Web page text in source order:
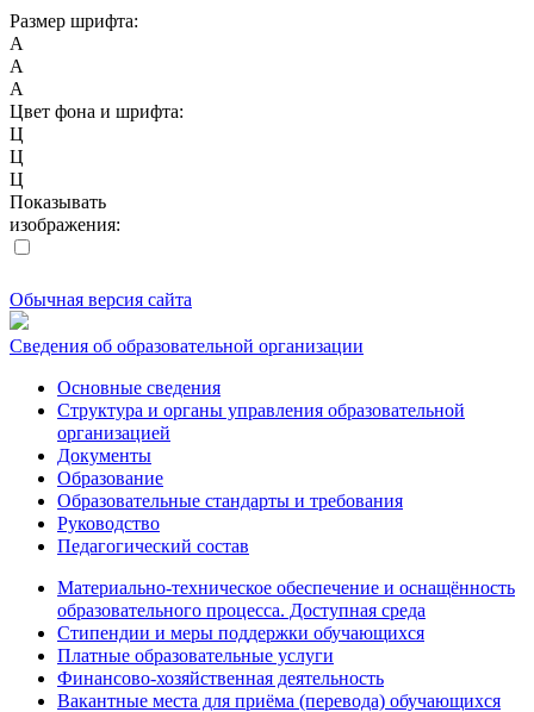
Размер шрифта:
A
A
A
Цвет фона и шрифта:
Ц
Ц
Ц
Показывать
изображения:
Обычная версия сайта
Сведения об образовательной организации
Основные сведения
Структура и органы управления образовательной
организацией
Документы
Образование
Образовательные стандарты и требования
Руководство
Педагогический состав
Материально-техническое обеспечение и оснащённость
образовательного процесса. Доступная среда
Стипендии и меры поддержки обучающихся
Платные образовательные услуги
Финансово-хозяйственная деятельность
Вакантные места для приёма (перевода) обучающихся